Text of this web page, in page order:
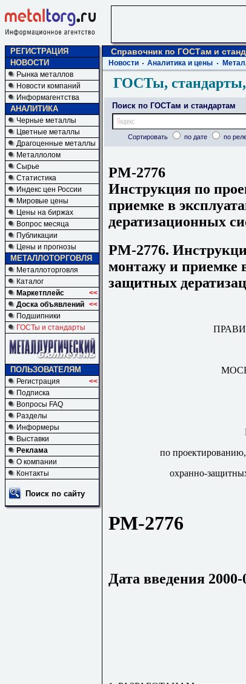
РЕГИСТРАЦИЯ
НОВОСТИ
Рынка металлов
Новости компаний
Информагентства
АНАЛИТИКА
Черные металлы
Цветные металлы
Драгоценные металлы
Металлолом
Сырье
Статистика
Индекс цен России
Мировые цены
Цены на биржах
Вопрос месяца
Публикации
Цены и прогнозы
МЕТАЛЛОТОРГОВЛЯ
Металлоторговля
Каталог
Маркетплейс
<<
Доска объявлений <<
Подшипники
ГОСТы и стандарты
ПОЛЬЗОВАТЕЛЯМ
Регистрация
<<
Подписка
Вопросы FAQ
Разделы
Информеры
Выставки
Реклама
О компании
Контакты
Поиск по сайту
Справочник по ГОСТам и
Новости Аналитика и цены
ГОСТы,
Поиск по ГОСТам и стандартам
Сортировать по дате по
РМ-2776
Инструкция по
приемке в
дератизационных
РМ-2776.
монтажу и приемке
защитных
по
охранно-
РМ-2776
Дата введения 2000-